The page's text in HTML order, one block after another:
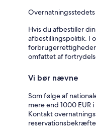
Hvis du afbestiller
afbestillingspolitik. I
forbrugerrettigheder
omfattet af
Vi bør nævne
Som følge af
mere end 1000 EUR
Kontakt